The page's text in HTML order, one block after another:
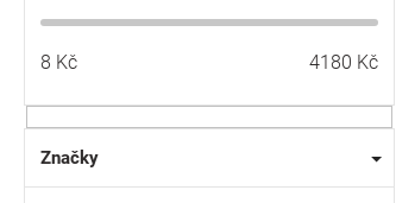
8 Kč 4180 Kč
Značky